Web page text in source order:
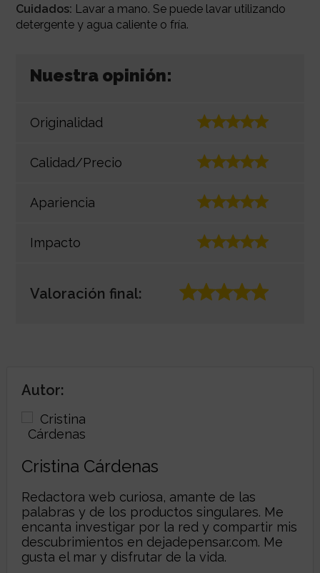
Cuidados: Lavar a mano. Se puede lavar utilizando
detergente y agua caliente o fría.
Nuestra opinión:
Originalidad
Calidad/Precio
Apariencia
Impacto
Valoración final:
Autor:
Cristina Cárdenas
Redactora web curiosa, amante de las
palabras y de los productos singulares. Me
encanta investigar por la red y compartir mis
descubrimientos en dejadepensar.com. Me
gusta el mar y disfrutar de la vida.